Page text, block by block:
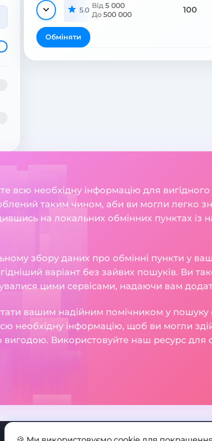
5.0 Від 5 000
До500 000 100
Обміняти
всю необхідну інформацію для
таким чином, аби ви могли легко
на локальних обмінних пунктах із
збору даних про обмінні пункти у
варіант без зайвих пошуків. Ви
цими сервісами, надаючи вам
вашим надійним помічником у
необхідну інформацію, щоб ви могли
Використовуйте наш ресурс для